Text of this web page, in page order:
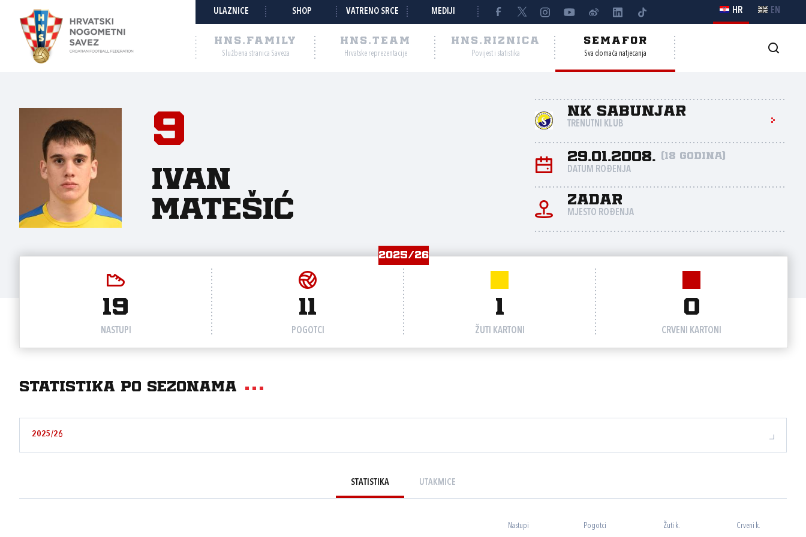
ULAZNICE SHOP VATRENO SRCE MEDIJI HR EN
HNS.FAMILY
Službena stranica Saveza
HNS.TEAM
Hrvatske reprezentacije
HNS.RIZNICA
Povijest i statistika
SEMAFOR
Sva domaća natjecanja
9
Ivan
Matešić
NK Sabunjar
TRENUTNI KLUB
29.01.2008. (18 godina)
DATUM ROĐENJA
Zadar
MJESTO ROĐENJA
2025/26
19
NASTUPI
11
POGOTCI
1
ŽUTI KARTONI
0
CRVENI KARTONI
Statistika po sezonama
2025/26
STATISTIKA UTAKMICE
Nastupi Pogotci Žuti k. Crveni k.